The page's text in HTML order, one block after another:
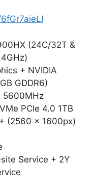
(24C/32T &
+ NVIDIA
GDDR6)
5600MHz
PCIe 4.0 1TB
(2560 x 1600px)
Service + 2Y